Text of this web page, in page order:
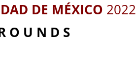
DE MÉXICO 2022
O U N D S